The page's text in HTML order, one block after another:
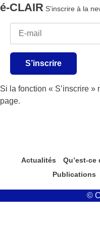
é-CLAIR S’inscrire à la
S’inscrire
Si la fonction « S’inscrire
page.
Actualités Qu’est-ce
Publications
©